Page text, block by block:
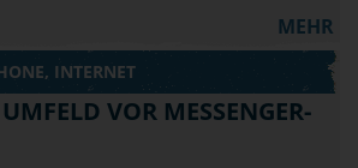
MEHR
INTERNET
VOR MESSENGER-